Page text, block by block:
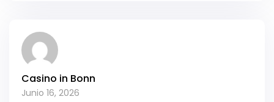
Casino in Bonn
Junio 16, 2026